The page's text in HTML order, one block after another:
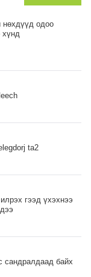
нөхдүүд одоо
хүнд
ta2
гээд үхэхнээ
сандралдаад байх